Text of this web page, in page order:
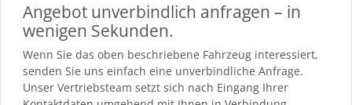
Angebot unverbindlich anfragen – in
wenigen Sekunden.
Wenn Sie das oben beschriebene Fahrzeug interessiert,
senden Sie uns einfach eine unverbindliche Anfrage.
Unser Vertriebsteam setzt sich nach Eingang Ihrer